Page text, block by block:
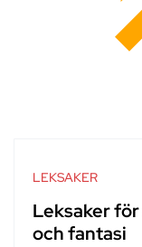
LEKSAKER
Leksaker
och fantasi